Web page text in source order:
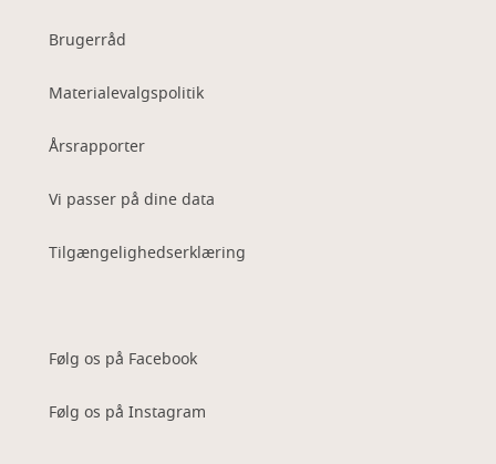
Brugerråd
Materialevalgspolitik
Årsrapporter
Vi passer på dine data
Tilgængelighedserklæring
Følg os på Facebook
Følg os på Instagram